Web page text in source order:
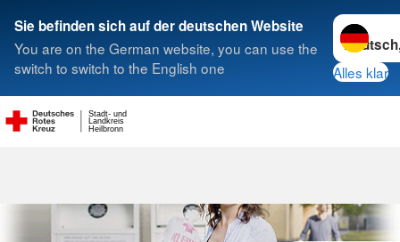
Sie befinden sich auf der deutschen Website
You are on the German website, you can use the
switch to switch to the English one
Sprache
Alles klar
Heilbronn
Landkreis
Stadt- und
Suche